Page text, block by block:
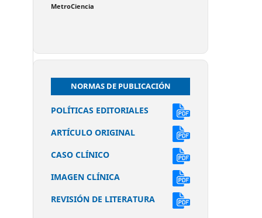
MetroCiencia
NORMAS DE PUBLICACIÓN
POLÍTICAS EDITORIALES
ARTÍCULO ORIGINAL
CASO CLÍNICO
IMAGEN CLÍNICA
REVISIÓN DE LITERATURA